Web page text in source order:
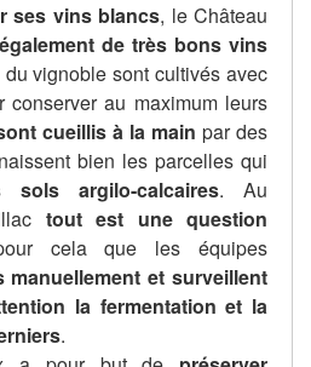
ses vins blancs, le Château
de très bons vins
vignoble sont cultivés avec
au maximum leurs
cueillis à la main par des
bien les parcelles qui
argilo-calcaires. Au
tout est une question
cela que les équipes
manuellement et surveillent
la fermentation et la
.